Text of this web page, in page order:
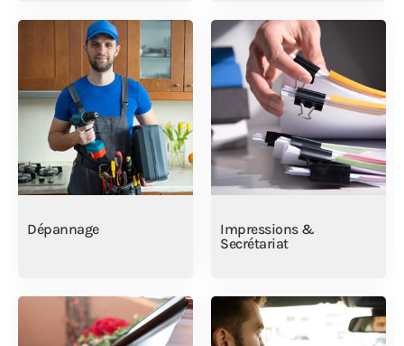
Dépannage
Impressions &
Secrétariat